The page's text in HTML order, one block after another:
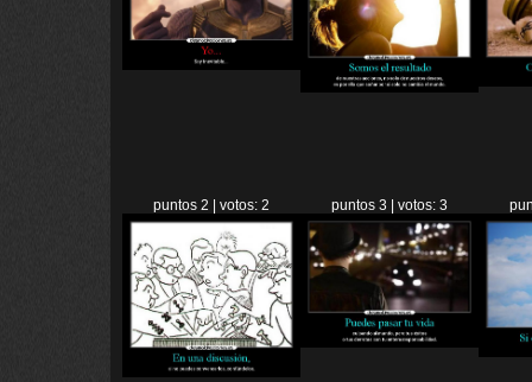
puntos 2 | votos: 2 puntos 3 | votos: 3